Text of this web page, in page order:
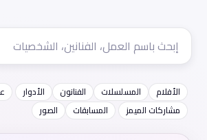
الأفلام المسلسلات الفنانون الأدوار
مشاركات الميمز
المسابقات الصور